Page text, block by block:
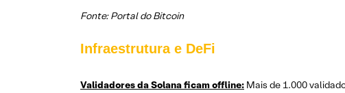
Fonte: Portal do Bitcoin
Infraestrutura e DeFi
Validadores da Solana ficam offline: Mais de 1.000